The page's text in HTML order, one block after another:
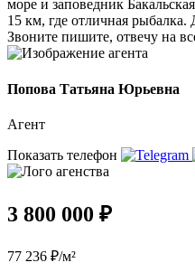
море и заповедник
15 км, где отличная
Звоните пишите, отвечу на
Попова Татьяна Юрьевна
Агент
Показать телефон
3 800 000 ₽
77 236 ₽/м²